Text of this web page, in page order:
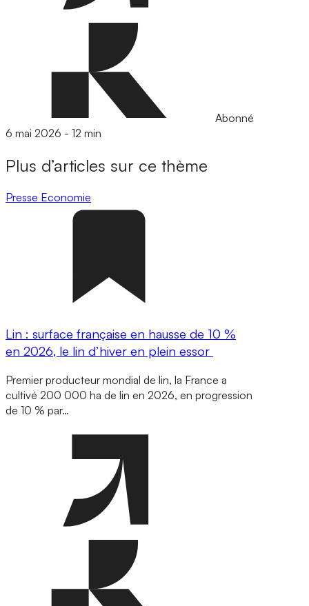
Abonné
6 mai 2026 - 12 min
Plus d’articles sur ce thème
Presse Economie
Lin : surface française en hausse de 10 %
en 2026, le lin d’hiver en plein essor
Premier producteur mondial de lin, la France a
cultivé 200 000 ha de lin en 2026, en progression
de 10 % par…